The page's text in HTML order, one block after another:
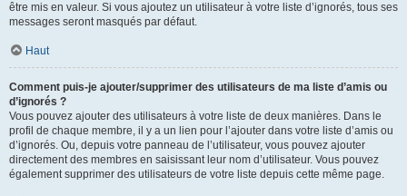
être mis en valeur. Si vous ajoutez un utilisateur à votre liste d’ignorés, tous ses
messages seront masqués par défaut.
Haut
Comment puis-je ajouter/supprimer des utilisateurs de ma liste d’amis ou
d’ignorés ?
Vous pouvez ajouter des utilisateurs à votre liste de deux manières. Dans le
profil de chaque membre, il y a un lien pour l’ajouter dans votre liste d’amis ou
d’ignorés. Ou, depuis votre panneau de l’utilisateur, vous pouvez ajouter
directement des membres en saisissant leur nom d’utilisateur. Vous pouvez
également supprimer des utilisateurs de votre liste depuis cette même page.